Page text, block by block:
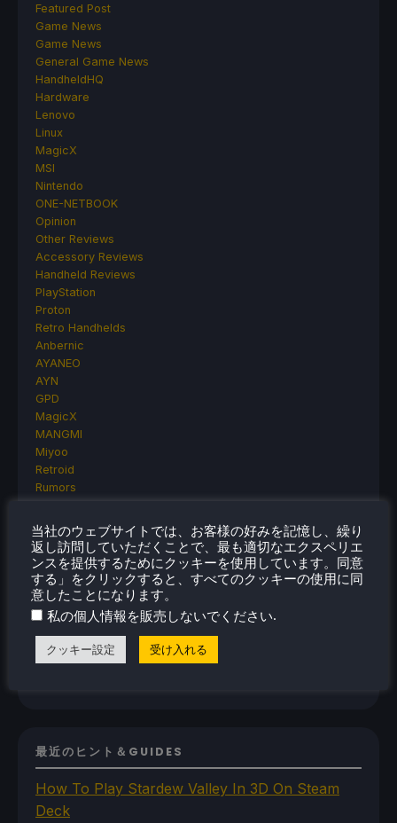
Featured Post
Game News
Game News
General Game News
HandheldHQ
Hardware
Lenovo
Linux
MagicX
MSI
Nintendo
ONE-NETBOOK
Opinion
Other Reviews
Accessory Reviews
Handheld Reviews
PlayStation
Proton
Retro Handhelds
Anbernic
AYANEO
AYN
GPD
MagicX
MANGMI
Miyoo
Retroid
Rumors
SDHQ
Steam
Steam Controller
Steam Frame
Steam Machine
SteamOS
Uncategorized
Uncategorized
最近のヒント＆GUIDES
How To Play Stardew Valley In 3D On Steam
Deck
当社のウェブサイトでは、お客様の好みを記憶し、繰り
返し訪問していただくことで、最も適切なエクスペリエ
ンスを提供するためにクッキーを使用しています。同意
する」をクリックすると、すべてのクッキーの使用に同
意したことになります。
私の個人情報を販売しないでください.
クッキー設定 受け入れる